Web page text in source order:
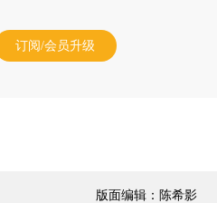
订阅/会员升级
版面编辑：陈希影